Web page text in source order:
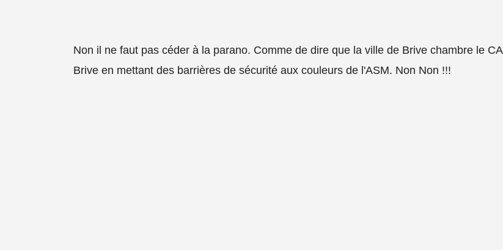
Non il ne faut pas céder à la parano. Comme de dire que la ville de Brive chambre le CA
Brive en mettant des barrières de sécurité aux couleurs de l'ASM. Non Non !!!